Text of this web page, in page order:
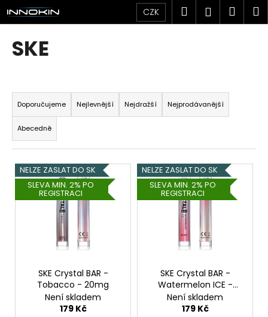
Přejít
na
obsah
CZK Hledat
SKE
Ř
a
z
e
n
í
p
r
Doporučujeme Nejlevnější Nejdražší Nejprodávanější
Abecedně
V
ý
p
NELZE ZASLAT DO SK
SLEVA MIN. 2% PO
REGISTRACI
SKE Crystal BAR -
Tobacco - 20mg
Není skladem
179 Kč
NELZE ZASLAT DO SK
SLEVA MIN. 2% PO
REGISTRACI
SKE Crystal BAR -
Watermelon ICE -
20mg
Není skladem
179 Kč
K
o
p
o
t
ř
e
b
j